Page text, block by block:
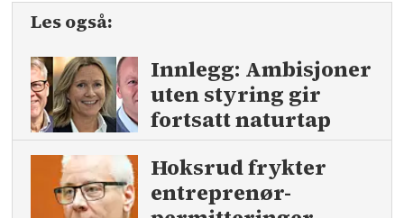
Les også:
Innlegg: Ambisjoner
uten styring gir
fortsatt naturtap
Hoksrud frykter
entreprenør-